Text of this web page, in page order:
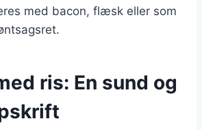
med bacon, flæsk eller som
ris: En sund og